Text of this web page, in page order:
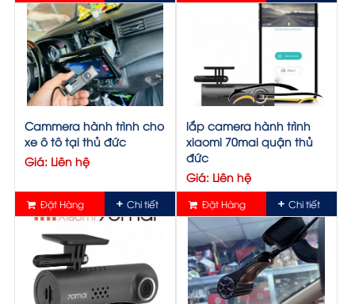
Cammera hành trình cho
xe ô tô tại thủ đức
Giá: Liên hệ
Đặt Hàng Chi tiết
lắp camera hành trình
xiaomi 70mai quận thủ
đức
Giá: Liên hệ
Đặt Hàng Chi tiết